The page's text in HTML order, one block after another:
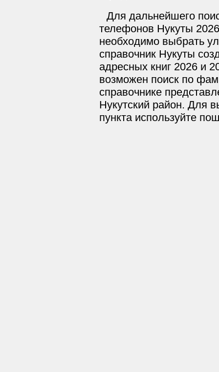
Для дальнейшего
телефонов Нукуты
необходимо выбрать
справочник Нукуты
адресных книг 2026 и
возможен поиск по
справочнике
Нукутский район. Для
пункта используйте